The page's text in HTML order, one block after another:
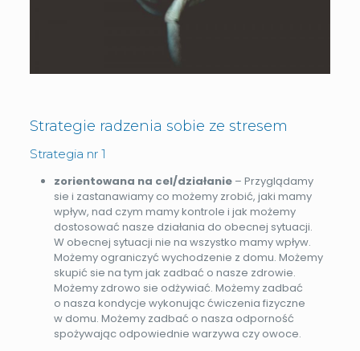
Strategie radzenia sobie ze stresem
Strategia nr 1
zorientowana na cel/działanie– Przyglądamy
sie i zastanawiamy co możemy zrobić, jaki mamy
wpływ, nad czym mamy kontrole i jak możemy
dostosować nasze działania do obecnej sytuacji.
W obecnej sytuacji nie na wszystko mamy wpływ.
Możemy ograniczyć wychodzenie z domu. Możemy
skupić sie na tym jak zadbać o nasze zdrowie.
Możemy zdrowo sie odżywiać. Możemy zadbać
o nasza kondycje wykonując ćwiczenia fizyczne
w domu. Możemy zadbać o nasza odporność
spożywając odpowiednie warzywa czy owoce.